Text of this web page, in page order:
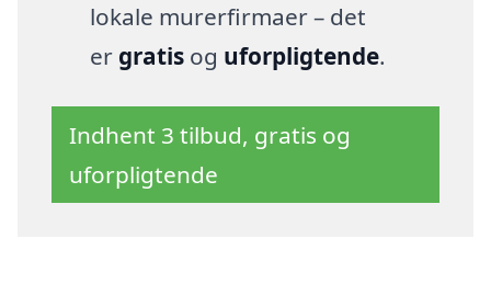
lokale murerfirmaer – det
er gratisog uforpligtende.
Indhent 3 tilbud, gratis og
uforpligtende